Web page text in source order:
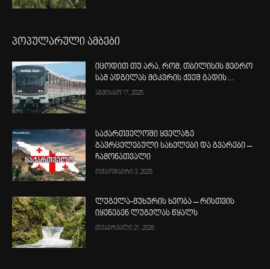
პოპულარული ამბები
იცოდით თუ არა, რომ, თბილისის მეტრო
სამ ადგილას მტკვრის ქვეშ გადის…
აგვისტო 17, 2025
საქართველოში ყველაზე
გავრცელებული სახელები და გვარები –
ჩამონათვალი
ოქტომბერი 3, 2025
ლუგელა-მუხურის ხეობა – რისთვის
იყენებენ ლუგელას წყალს
თებერვალი 21, 2026